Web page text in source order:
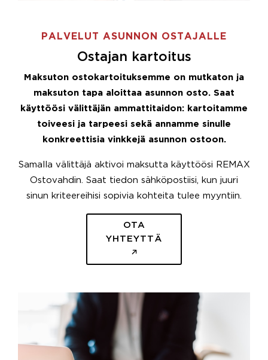
PALVELUT ASUNNON OSTAJALLE
Ostajan kartoitus
Maksuton ostokartoituksemme on mutkaton ja
maksuton tapa aloittaa asunnon osto. Saat
käyttöösi välittäjän ammattitaidon: kartoitamme
toiveesi ja tarpeesi sekä annamme sinulle
konkreettisia vinkkejä asunnon ostoon.
Samalla välittäjä aktivoi maksutta käyttöösi REMAX
Ostovahdin. Saat tiedon sähköpostiisi, kun juuri
sinun kriteereihisi sopivia kohteita tulee myyntiin.
OTA
YHTEYTTÄ